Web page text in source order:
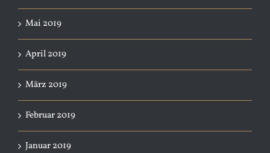
Mai 2019
April 2019
März 2019
Februar 2019
Januar 2019